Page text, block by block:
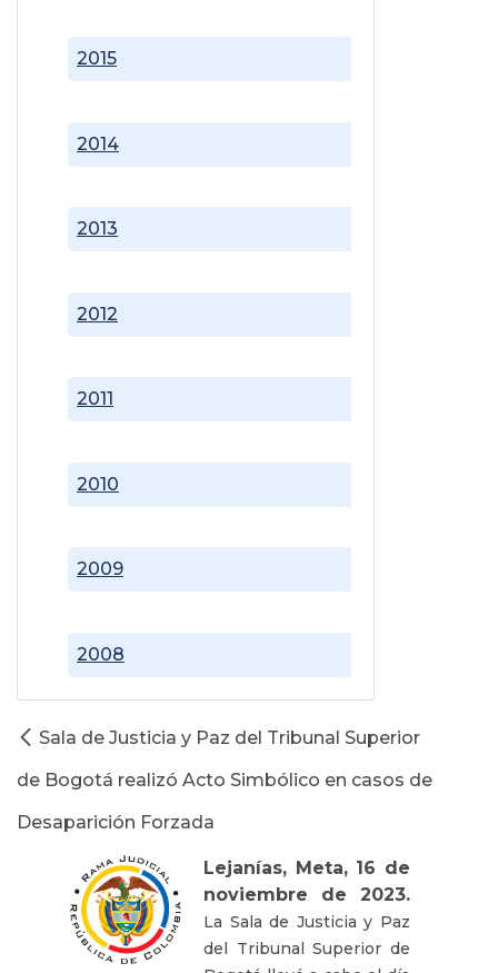
2008
2009
2010
2011
2012
2013
2014
2015
Sala de Justicia y Paz del Tribunal Superior
de Bogotá realizó Acto Simbólico en casos de
Desaparición Forzada
Lejanías, Meta, 16 de
noviembre de 2023.
La Sala de Justicia y Paz
del Tribunal Superior de